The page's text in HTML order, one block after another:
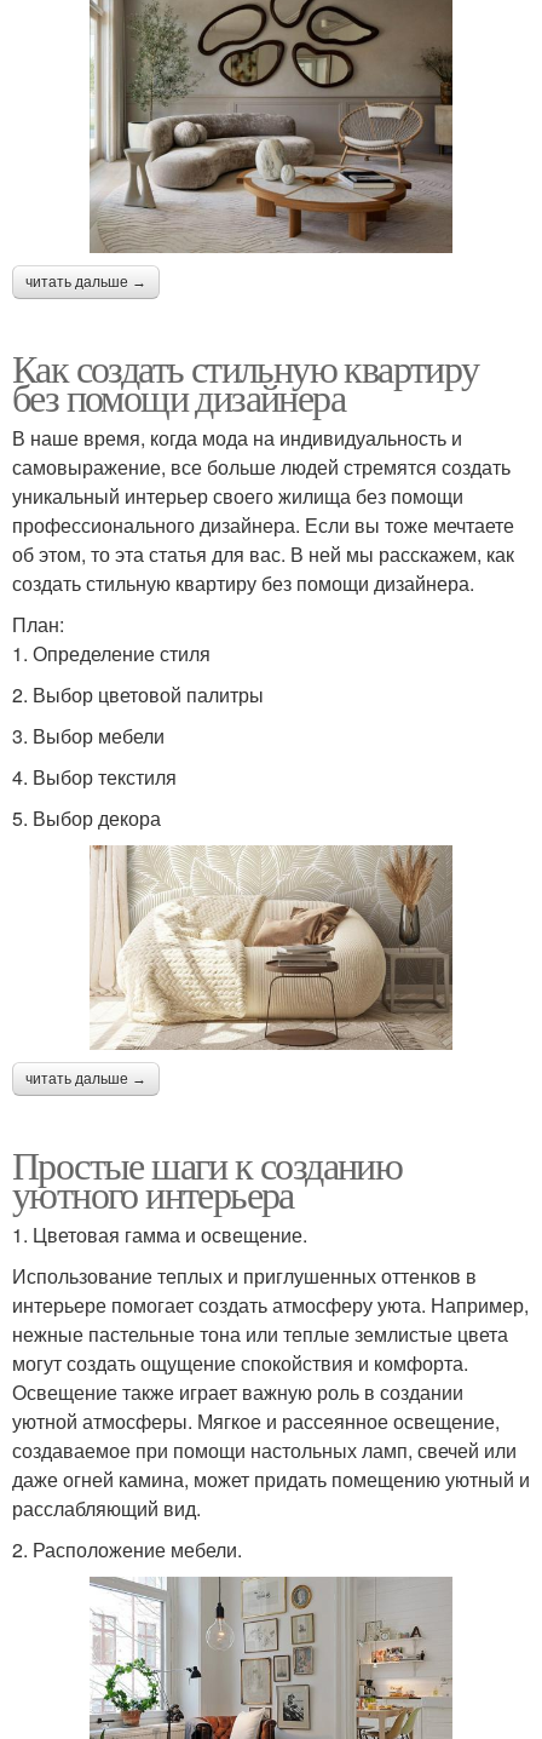
читать дальше →
Как создать стильную квартиру
без помощи дизайнера
В наше время, когда мода на индивидуальность и
самовыражение, все больше людей стремятся создать
уникальный интерьер своего жилища без помощи
профессионального дизайнера. Если вы тоже мечтаете
об этом, то эта статья для вас. В ней мы расскажем, как
создать стильную квартиру без помощи дизайнера.
План:
1. Определение стиля
2. Выбор цветовой палитры
3. Выбор мебели
4. Выбор текстиля
5. Выбор декора
читать дальше →
Простые шаги к созданию
уютного интерьера
1. Цветовая гамма и освещение.
Использование теплых и приглушенных оттенков в
интерьере помогает создать атмосферу уюта. Например,
нежные пастельные тона или теплые землистые цвета
могут создать ощущение спокойствия и комфорта.
Освещение также играет важную роль в создании
уютной атмосферы. Мягкое и рассеянное освещение,
создаваемое при помощи настольных ламп, свечей или
даже огней камина, может придать помещению уютный и
расслабляющий вид.
2. Расположение мебели.